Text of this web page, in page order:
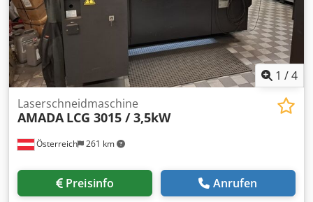
1 /4
Österreich 261 km
Laserschneidmaschine
AMADA LCG 3015 / 3,5kW
Preisinfo Anrufen